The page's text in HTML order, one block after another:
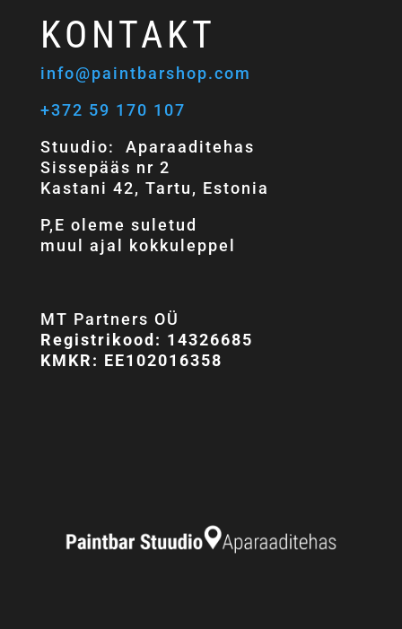
KONTAKT
info@paintbarshop.com
+372 59 170 107
Stuudio: Aparaaditehas
Sissepääs nr 2
Kastani 42, Tartu, Estonia
P,E oleme suletud
muul ajal kokkuleppel
MT Partners OÜ
Registrikood: 14326685
KMKR: EE102016358